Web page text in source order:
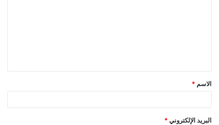
ق
*
الاسم *
البريد الإلكتروني *